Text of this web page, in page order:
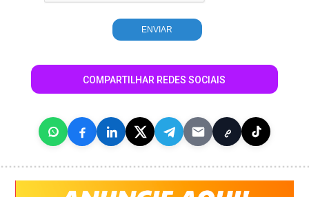
COMPARTILHAR REDES SOCIAIS